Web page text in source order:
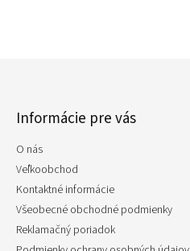
Informácie pre vás
O nás
Veľkoobchod
Kontaktné informácie
Všeobecné obchodné podmienky
Reklamačný poriadok